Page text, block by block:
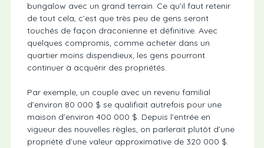
bungalow avec un grand terrain. Ce qu’il faut retenir
de tout cela, c’est que très peu de gens seront
touchés de façon draconienne et définitive. Avec
quelques compromis, comme acheter dans un
quartier moins dispendieux, les gens pourront
continuer à acquérir des propriétés.
Par exemple, un couple avec un revenu familial
d’environ 80 000 $ se qualifiait autrefois pour une
maison d’environ 400 000 $. Depuis l’entrée en
vigueur des nouvelles règles, on parlerait plutôt d’une
propriété d’une valeur approximative de 320 000 $.